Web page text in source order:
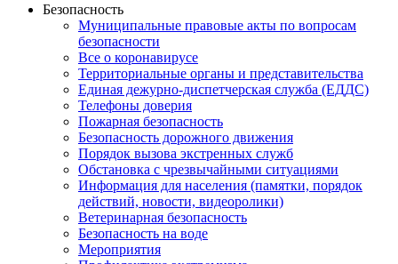
Безопасность
Муниципальные правовые акты по вопросам
безопасности
Все о коронавирусе
Территориальные органы и представительства
Единая дежурно-диспетчерская служба (ЕДДС)
Телефоны доверия
Пожарная безопасность
Безопасность дорожного движения
Порядок вызова экстренных служб
Обстановка с чрезвычайными ситуациями
Информация для населения (памятки, порядок
действий, новости, видеоролики)
Ветеринарная безопасность
Безопасность на воде
Мероприятия